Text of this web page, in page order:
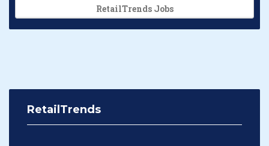
RetailTrends Jobs
RetailTrends